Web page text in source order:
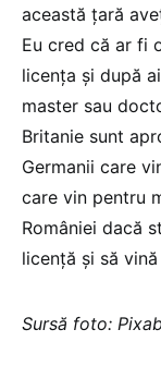
această țară
Eu cred că ar fi
licența și după
master sau
Britanie sunt
Germanii care
care vin pentru
României dacă
licență și să vină
Sursă foto: